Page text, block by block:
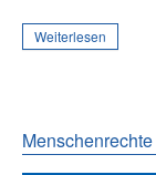
Weiterlesen
Menschenrechte